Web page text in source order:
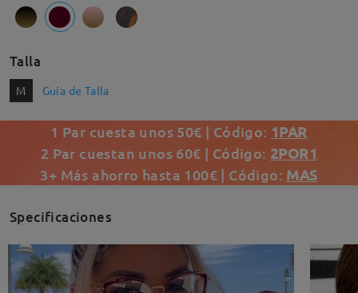
Talla
M Guía de Talla
1 Par cuesta unos 50€ | Código: 1PAR
2 Par cuestan unos 60€ | Código: 2POR1
3+ Más ahorro hasta 100€ | Código: MAS
Specificaciones